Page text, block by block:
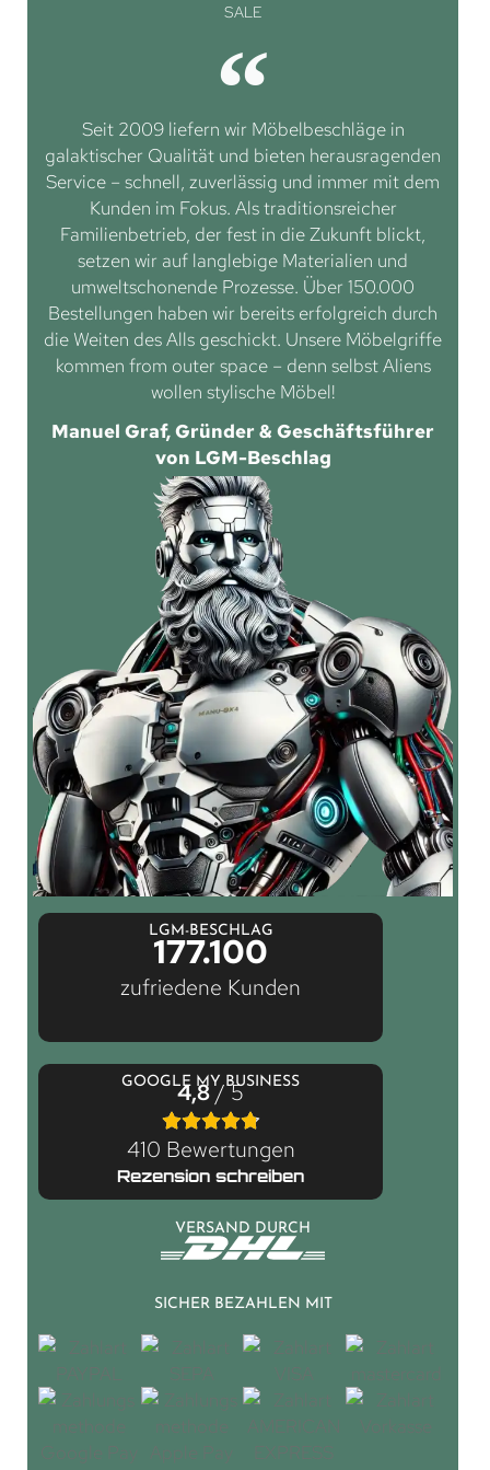
SALE
Seit 2009 liefern wir Möbelbeschläge in
galaktischer Qualität und bieten herausragenden
Service – schnell, zuverlässig und immer mit dem
Kunden im Fokus. Als traditionsreicher
Familienbetrieb, der fest in die Zukunft blickt,
setzen wir auf langlebige Materialien und
umweltschonende Prozesse. Über 150.000
Bestellungen haben wir bereits erfolgreich durch
die Weiten des Alls geschickt. Unsere Möbelgriffe
kommen from outer space – denn selbst Aliens
wollen stylische Möbel!
Manuel Graf, Gründer & Geschäftsführer
von LGM-Beschlag
LGM-BESCHLAG
177.100
zufriedene Kunden
GOOGLE MY BUSINESS
4,8/ 5
410 Bewertungen
Rezension schreiben
VERSAND DURCH
SICHER BEZAHLEN MIT